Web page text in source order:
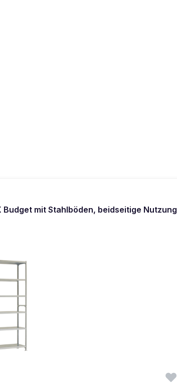
mit Stahlböden, beidseitige Nutzung